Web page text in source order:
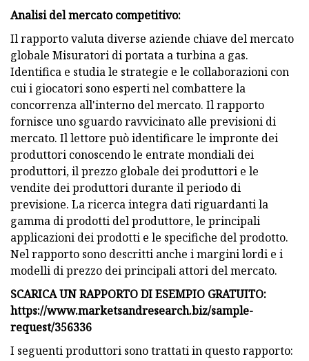
Analisi del mercato competitivo:
Il rapporto valuta diverse aziende chiave del mercato
globale Misuratori di portata a turbina a gas.
Identifica e studia le strategie e le collaborazioni con
cui i giocatori sono esperti nel combattere la
concorrenza all'interno del mercato. Il rapporto
fornisce uno sguardo ravvicinato alle previsioni di
mercato. Il lettore può identificare le impronte dei
produttori conoscendo le entrate mondiali dei
produttori, il prezzo globale dei produttori e le
vendite dei produttori durante il periodo di
previsione. La ricerca integra dati riguardanti la
gamma di prodotti del produttore, le principali
applicazioni dei prodotti e le specifiche del prodotto.
Nel rapporto sono descritti anche i margini lordi e i
modelli di prezzo dei principali attori del mercato.
SCARICA UN RAPPORTO DI ESEMPIO GRATUITO:
https://www.marketsandresearch.biz/sample-
request/356336
I seguenti produttori sono trattati in questo rapporto: